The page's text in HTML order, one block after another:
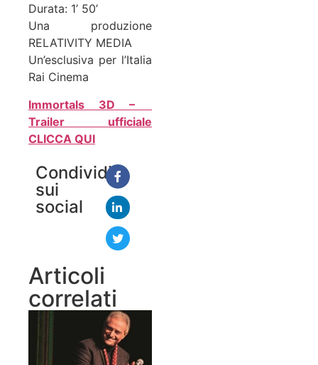
Durata: 1’ 50’
Una produzione
RELATIVITY MEDIA
Un’esclusiva per l’Italia
Rai Cinema
Immortals 3D –
Trailer ufficiale
CLICCA QUI
Condividi
sui
social
Articoli
correlati